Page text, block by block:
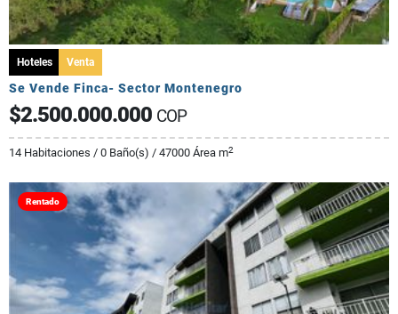
Hoteles Venta
Se Vende Finca- Sector Montenegro
$2.500.000.000 COP
14 Habitaciones / 0 Baño(s) / 47000 Área m2
Rentado